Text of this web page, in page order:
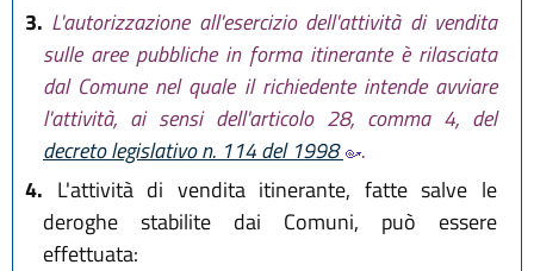
3. L'autorizzazione all'esercizio dell'attività di vendita
sulle aree pubbliche in forma itinerante è rilasciata
dal Comune nel quale il richiedente intende avviare
l'attività, ai sensi dell'articolo 28, comma 4, del
decreto legislativo n. 114 del 1998
.
4. L'attività di vendita itinerante, fatte salve le
deroghe stabilite dai Comuni, può essere
effettuata: